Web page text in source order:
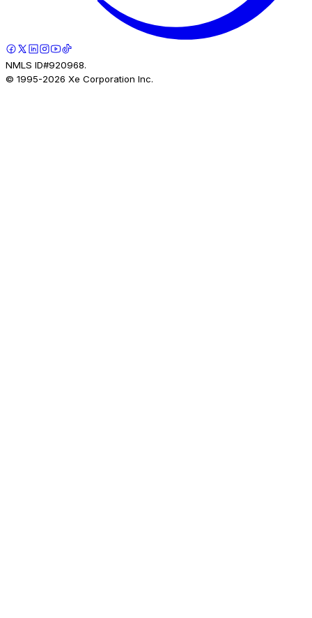
NMLS ID#920968.
© 1995-2026 Xe Corporation Inc.